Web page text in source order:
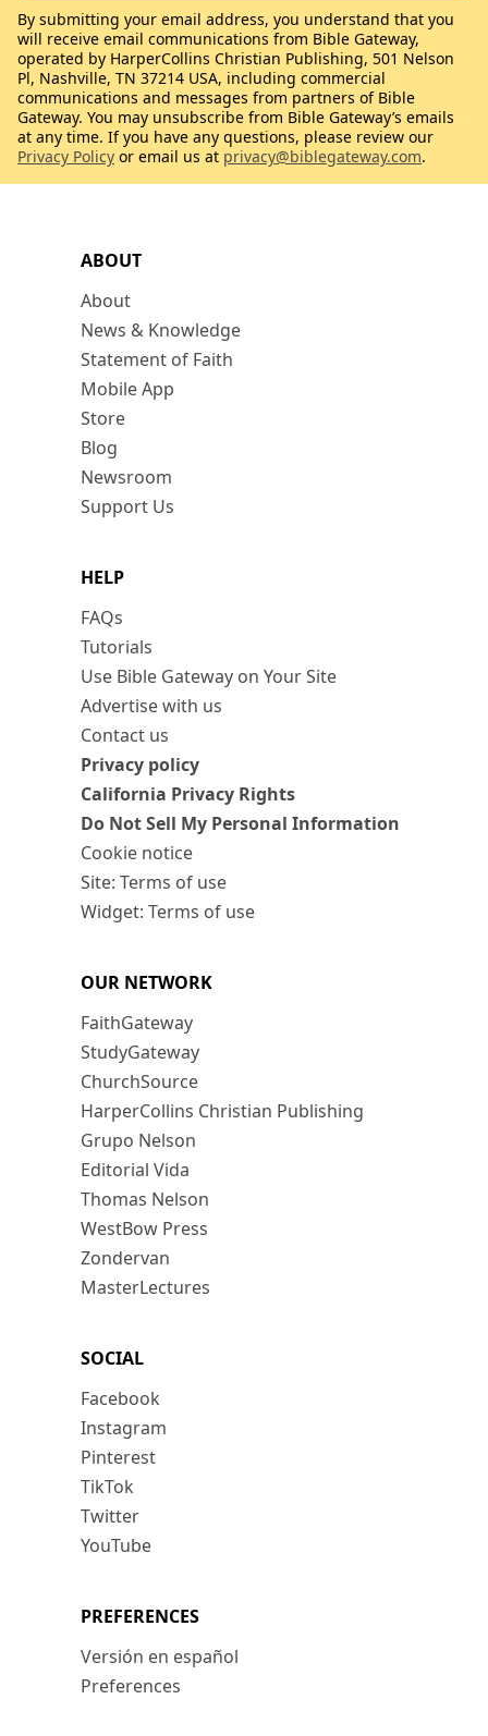
ABOUT
About
News & Knowledge
Statement of Faith
Mobile App
Store
Blog
Newsroom
Support Us
HELP
FAQs
Tutorials
Use Bible Gateway on Your Site
Advertise with us
Contact us
Privacy policy
California Privacy Rights
Do Not Sell My Personal Information
Cookie notice
Site: Terms of use
Widget: Terms of use
OUR NETWORK
FaithGateway
StudyGateway
ChurchSource
HarperCollins Christian Publishing
Grupo Nelson
Editorial Vida
Thomas Nelson
WestBow Press
Zondervan
MasterLectures
SOCIAL
Facebook
Instagram
Pinterest
TikTok
Twitter
YouTube
PREFERENCES
Versión en español
Preferences
By submitting your email address, you understand that you
will receive email communications from Bible Gateway,
operated by HarperCollins Christian Publishing, 501 Nelson
Pl, Nashville, TN 37214 USA, including commercial
communications and messages from partners of Bible
Gateway. You may unsubscribe from Bible Gateway’s emails
at any time. If you have any questions, please review our
Privacy Policy or email us at privacy@biblegateway.com.